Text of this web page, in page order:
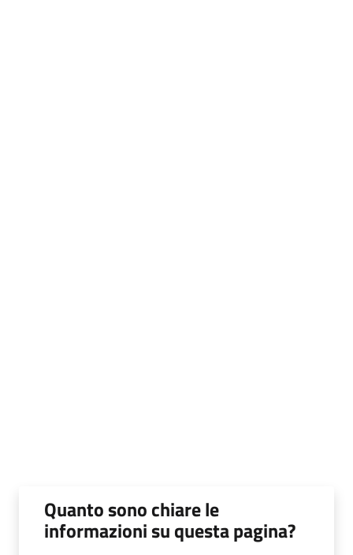
Quanto sono chiare le
informazioni su questa pagina?